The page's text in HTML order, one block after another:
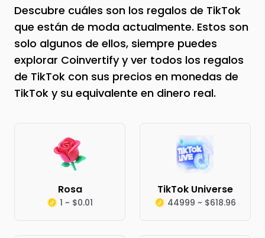
Descubre cuáles son los regalos de TikTok
que están de moda actualmente. Estos son
solo algunos de ellos, siempre puedes
explorar Coinvertify y ver todos los regalos
de TikTok con sus precios en monedas de
TikTok y su equivalente en dinero real.
Rosa
1 ~ $0.01
TikTok Universe
44999 ~ $618.96